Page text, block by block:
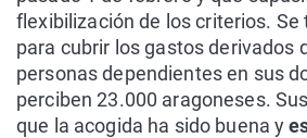
flexibilización de los criterios. Se
para cubrir los gastos derivados
personas dependientes en sus
perciben 23.000 aragoneses.
que la acogida ha sido buena y